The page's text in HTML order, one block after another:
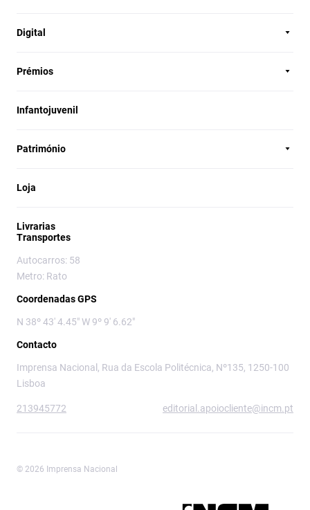
Digital
Prémios
Infantojuvenil
Património
Loja
Livrarias
Transportes
Autocarros: 58
Metro: Rato
Coordenadas GPS
N 38º 43' 4.45" W 9º 9' 6.62"
Contacto
Imprensa Nacional, Rua da Escola Politécnica, Nº135, 1250-100
Lisboa
213945772 editorial.apoiocliente@incm.pt
© 2026 Imprensa Nacional